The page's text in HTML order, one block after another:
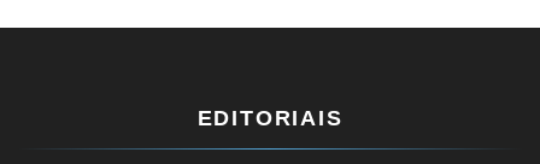
EDITORIAIS